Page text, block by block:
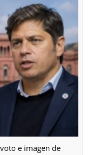
e imagen de